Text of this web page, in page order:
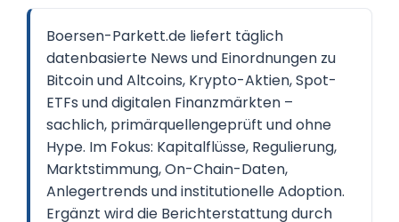
Boersen-Parkett.de liefert täglich
datenbasierte News und Einordnungen zu
Bitcoin und Altcoins, Krypto-Aktien, Spot-
ETFs und digitalen Finanzmärkten –
sachlich, primärquellengeprüft und ohne
Hype. Im Fokus: Kapitalflüsse, Regulierung,
Marktstimmung, On-Chain-Daten,
Anlegertrends und institutionelle Adoption.
Ergänzt wird die Berichterstattung durch